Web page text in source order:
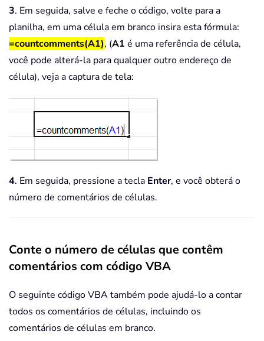
3. Em seguida, salve e feche o código, volte para a
planilha, em uma célula em branco insira esta fórmula:
=countcomments(A1), (A1 é uma referência de célula,
você pode alterá-la para qualquer outro endereço de
célula), veja a captura de tela:
4. Em seguida, pressione a tecla Enter, e você obterá o
número de comentários de células.
Conte o número de células que contêm
comentários com código VBA
O seguinte código VBA também pode ajudá-lo a contar
todos os comentários de células, incluindo os
comentários de células em branco.